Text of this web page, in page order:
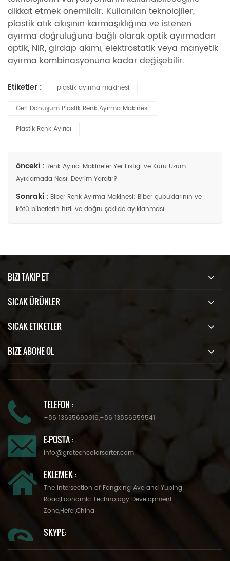
dikkat etmek önemlidir. Kullanılan teknolojiler,
plastik atık akışının karmaşıklığına ve istenen
ayırma doğruluğuna bağlı olarak optik ayırmadan
optik, NIR, girdap akımı, elektrostatik veya manyetik
ayırma kombinasyonuna kadar değişebilir.
Etiketler : plastik ayırma makinesi
Geri Dönüşüm Plastik Renk Ayırma Makinesi
Plastik Renk Ayırıcı
önceki : Renk Ayırıcı Makineler Yer Fıstığı ve Kuru Üzüm
Ayıklamada Nasıl Devrim Yaratır?
Sonraki : Biber Renk Ayırma Makinesi: Biber çubuklarının ve
kötü biberlerin hızlı ve doğru şekilde ayıklanması
BIZI TAKIP ET
SICAK ÜRÜNLER
SICAK ETIKETLER
BIZE ABONE OL
TELEFON :
+86 13635690916,+86 13856959541
E-POSTA :
info@grotechcolorsorter.com
EKLEMEK :
The Intersection of Fangxing Ave and Yuping
Road,Economic Technology Development
Zone,Hefei,China
SKYPE: